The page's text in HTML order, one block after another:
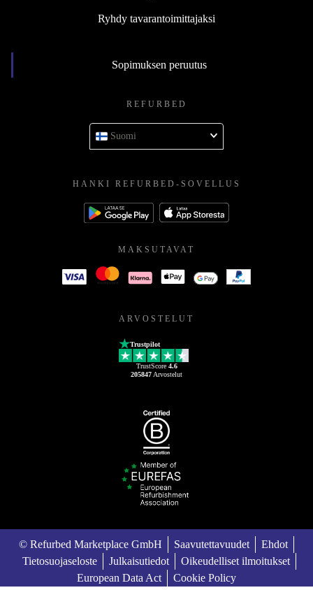
Ryhdy tavarantoimittajaksi
Sopimuksen peruutus
REFURBED
Suomi
HANKI REFURBED-SOVELLUS
MAKSUTAVAT
ARVOSTELUT
Trustpilot
TrustScore 4.6
205847 Arvostelut
© Refurbed Marketplace GmbH Saavutettavuudet
Ehdot
Tietosuojaseloste
Julkaisutiedot
Oikeudelliset ilmoitukset
European Data Act
Cookie Policy